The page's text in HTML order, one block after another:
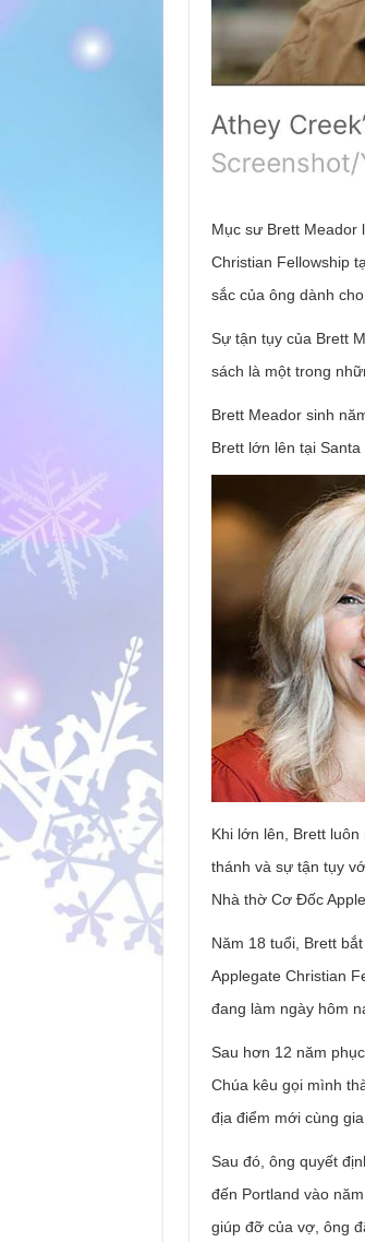
Mục sư Brett Meador
Christian Fellowship
sắc của ông dành cho
Sự tận tụy của Brett
sách là một trong
Brett Meador sinh
Brett lớn lên tại
Khi lớn lên, Brett
thánh và sự tận tụy
Nhà thờ Cơ Đốc
Năm 18 tuổi, Brett
Applegate Christian
đang làm ngày hôm
Sau hơn 12 năm
Chúa kêu gọi mình
địa điểm mới cùng gia
Sau đó, ông quyết
đến Portland vào
giúp đỡ của vợ, ông